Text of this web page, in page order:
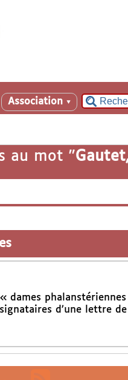
Association ▼
au mot "
dames
d’une lettre